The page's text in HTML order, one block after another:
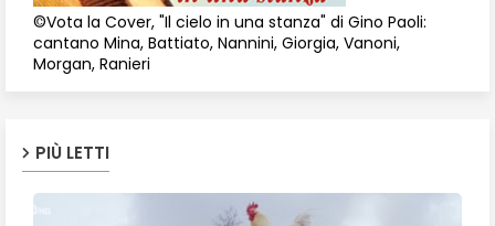
©Vota la Cover, "Il cielo in una stanza" di Gino Paoli:
cantano Mina, Battiato, Nannini, Giorgia, Vanoni,
Morgan, Ranieri
PIÙ LETTI